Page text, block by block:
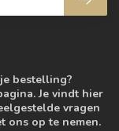
bestelling?
Je vindt hier
vragen
ons op te nemen.